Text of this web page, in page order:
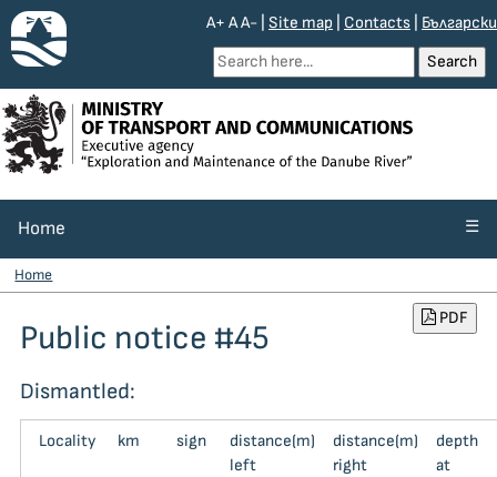
A+ AA- Site map Contacts Български
Home ☰
Home
PDF
Public notice #45
Dismantled:
Locality km sign
distance(m)
left
distance(m)
right
depth
at